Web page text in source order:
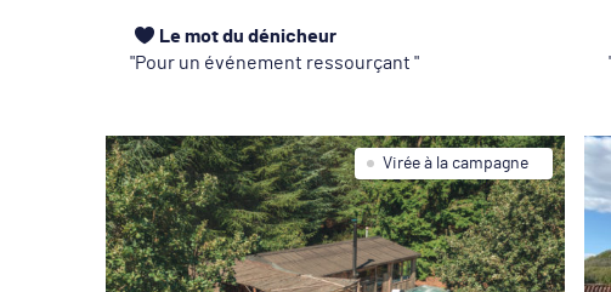
Le mot du dénicheur
Pour un événement ressourçant
Virée à la campagne